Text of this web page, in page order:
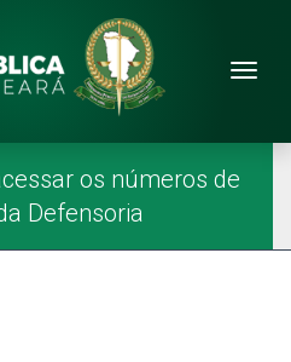
os números de
Defensoria